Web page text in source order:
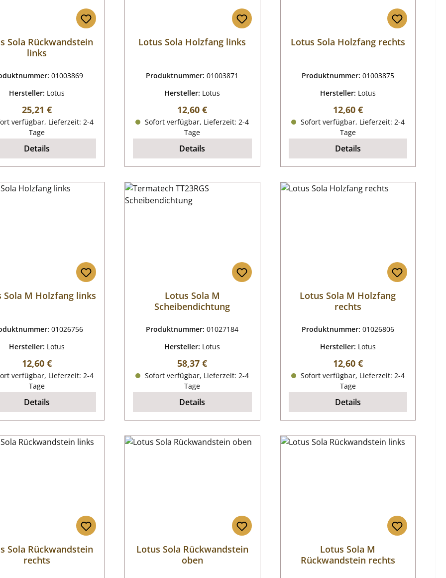
Sola Rückwandstein
links
01003869
Hersteller: Lotus
Regulärer Preis:
25,21 €
verfügbar, Lieferzeit: 2-4
Tage
Details
Lotus Sola Holzfang links
Produktnummer:01003871
Hersteller: Lotus
Regulärer Preis:
12,60 €
Sofort verfügbar, Lieferzeit: 2-4
Tage
Details
Lotus Sola Holzfang rechts
Produktnummer: 01003875
Hersteller: Lotus
Regulärer Preis:
12,60 €
Sofort verfügbar, Lieferzeit: 2-4
Tage
Details
Sola M Holzfang links
01026756
Hersteller: Lotus
Regulärer Preis:
12,60 €
verfügbar, Lieferzeit: 2-4
Tage
Details
Lotus Sola M
Scheibendichtung
Produktnummer:01027184
Hersteller: Lotus
Regulärer Preis:
58,37 €
Sofort verfügbar, Lieferzeit: 2-4
Tage
Details
Lotus Sola M Holzfang
rechts
Produktnummer: 01026806
Hersteller: Lotus
Regulärer Preis:
12,60 €
Sofort verfügbar, Lieferzeit: 2-4
Tage
Details
Sola Rückwandstein
rechts
Lotus Sola Rückwandstein
oben
Lotus Sola M
Rückwandstein rechts